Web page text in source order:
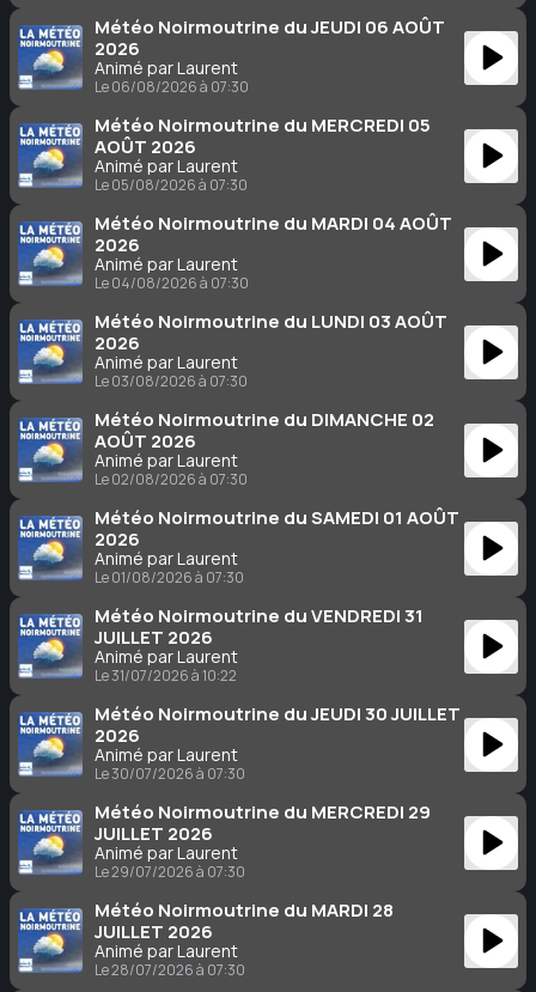
Météo Noirmoutrine du JEUDI 06 AOÛT
2026
Animé par Laurent
Le 06/08/2026 à 07:30
Météo Noirmoutrine du MERCREDI 05
AOÛT 2026
Animé par Laurent
Le 05/08/2026 à 07:30
Météo Noirmoutrine du MARDI 04 AOÛT
2026
Animé par Laurent
Le 04/08/2026 à 07:30
Météo Noirmoutrine du LUNDI 03 AOÛT
2026
Animé par Laurent
Le 03/08/2026 à 07:30
Météo Noirmoutrine du DIMANCHE 02
AOÛT 2026
Animé par Laurent
Le 02/08/2026 à 07:30
Météo Noirmoutrine du SAMEDI 01 AOÛT
2026
Animé par Laurent
Le 01/08/2026 à 07:30
Météo Noirmoutrine du VENDREDI 31
JUILLET 2026
Animé par Laurent
Le 31/07/2026 à 10:22
Météo Noirmoutrine du JEUDI 30 JUILLET
2026
Animé par Laurent
Le 30/07/2026 à 07:30
Météo Noirmoutrine du MERCREDI 29
JUILLET 2026
Animé par Laurent
Le 29/07/2026 à 07:30
Météo Noirmoutrine du MARDI 28
JUILLET 2026
Animé par Laurent
Le 28/07/2026 à 07:30